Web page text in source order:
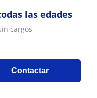
las edades
cargos
Contactar